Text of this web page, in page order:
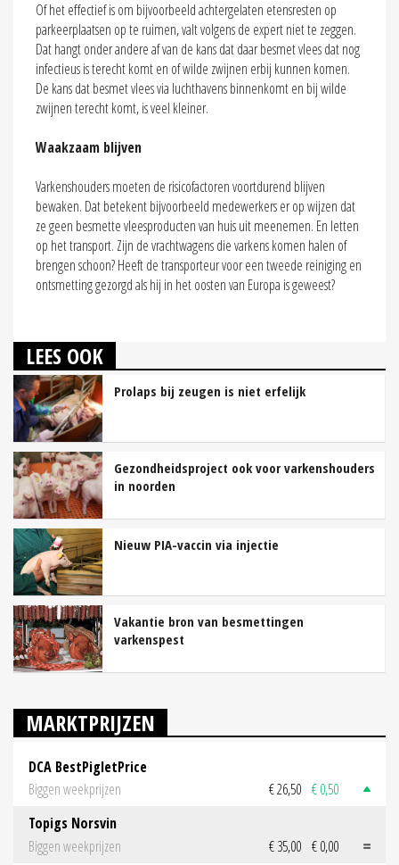
Of het effectief is om bijvoorbeeld achtergelaten etensresten op
parkeerplaatsen op te ruimen, valt volgens de expert niet te zeggen.
Dat hangt onder andere af van de kans dat daar besmet vlees dat nog
infectieus is terecht komt en of wilde zwijnen erbij kunnen komen.
De kans dat besmet vlees via luchthavens binnenkomt en bij wilde
zwijnen terecht komt, is veel kleiner.
Waakzaam blijven
Varkenshouders moeten de risicofactoren voortdurend blijven
bewaken. Dat betekent bijvoorbeeld medewerkers er op wijzen dat
ze geen besmette vleesproducten van huis uit meenemen. En letten
op het transport. Zijn de vrachtwagens die varkens komen halen of
brengen schoon? Heeft de transporteur voor een tweede reiniging en
ontsmetting gezorgd als hij in het oosten van Europa is geweest?
LEES OOK
Prolaps bij zeugen is niet erfelijk
Gezondheidsproject ook voor varkenshouders
in noorden
Nieuw PIA-vaccin via injectie
Vakantie bron van besmettingen
varkenspest
MARKTPRIJZEN
DCA BestPigletPrice
Biggen weekprijzen
€ 26,50 € 0,50
Topigs Norsvin
Biggen weekprijzen
€ 35,00 € 0,00